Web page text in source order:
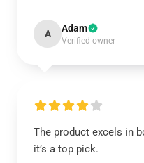
A Adam
Verified owner
The product excels in
it’s a top pick.